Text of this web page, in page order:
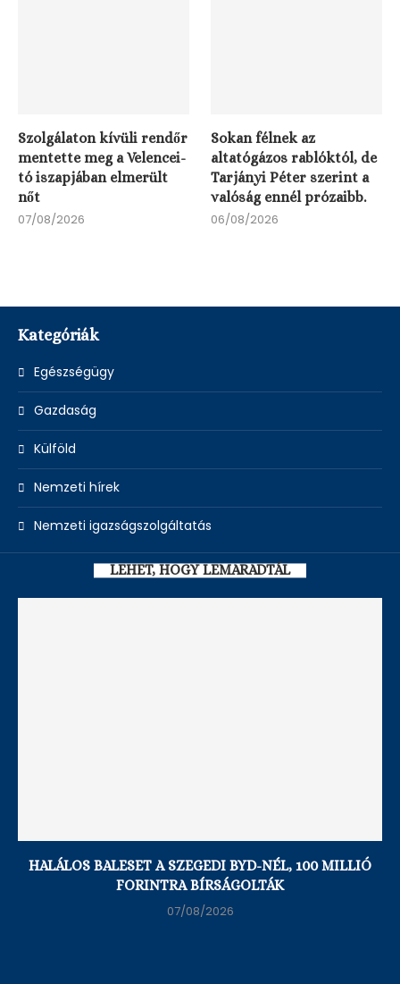
Szolgálaton kívüli rendőr
mentette meg a Velencei-
tó iszapjában elmerült
nőt
07/08/2026
Sokan félnek az
altatógázos rablóktól, de
Tarjányi Péter szerint a
valóság ennél prózaibb.
06/08/2026
Kategóriák
Egészségügy
Gazdaság
Külföld
Nemzeti hírek
Nemzeti igazságszolgáltatás
LEHET, HOGY LEMARADTÁL
HALÁLOS BALESET A SZEGEDI BYD-NÉL, 100 MILLIÓ
FORINTRA BÍRSÁGOLTÁK
07/08/2026